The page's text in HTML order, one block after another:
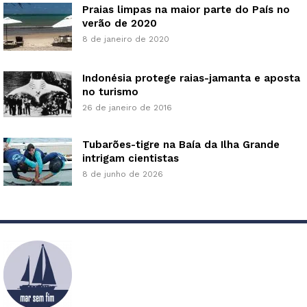
Praias limpas na maior parte do País no
verão de 2020
8 de janeiro de 2020
Indonésia protege raias-jamanta e aposta
no turismo
26 de janeiro de 2016
Tubarões-tigre na Baía da Ilha Grande
intrigam cientistas
8 de junho de 2026